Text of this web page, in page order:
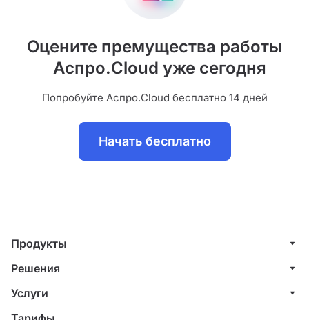
Оцените премущества работы
Аспро.Cloud уже сегодня
Попробуйте Аспро.Cloud бесплатно 14 дней
Начать бесплатно
Продукты
Управление клиентами (CRM)
Проекты
Финансы
Решения
ИТ-компании
Строительные компании
Услуги
Внедрение системы управления клиентами